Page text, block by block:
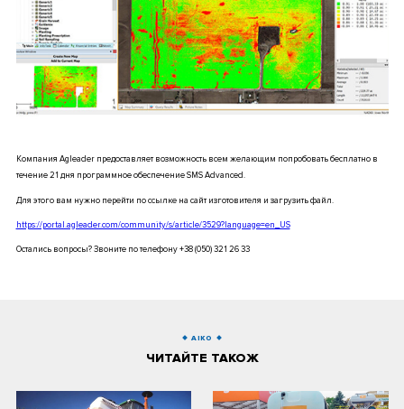
Компания Agleader предоставляет возможность всем желающим попробовать бесплатно в
течение 21 дня программное обеспечение SMS Advanced.
Для этого вам нужно перейти по ссылке на сайт изготовителя и загрузить файл.
https://portal.agleader.com/community/s/article/3529?language=en_US
Остались вопросы? Звоните по телефону +38 (050) 321 26 33
AIKO
ЧИТАЙТЕ ТАКОЖ